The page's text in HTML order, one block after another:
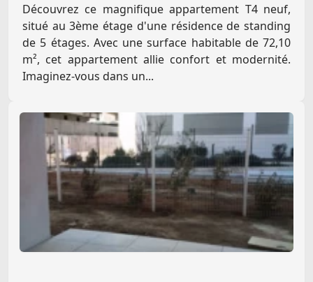
Découvrez ce magnifique appartement T4 neuf,
situé au 3ème étage d'une résidence de standing
de 5 étages. Avec une surface habitable de 72,10
m², cet appartement allie confort et modernité.
Imaginez-vous dans un...